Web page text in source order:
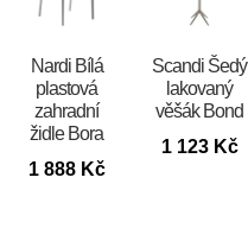
Nardi Bílá
plastová
zahradní
židle Bora
1 888 Kč
Scandi Šedý
lakovaný
věšák Bond
1 123 Kč